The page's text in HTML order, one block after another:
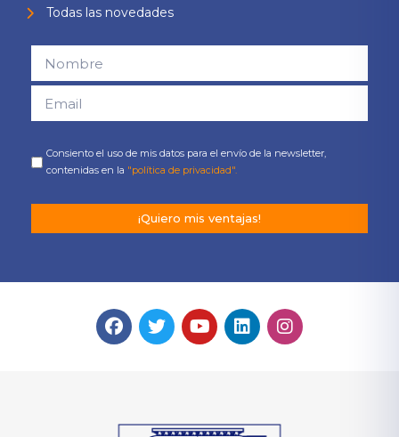
Todas las novedades
Consiento el uso de mis datos para el envío de la newsletter,
contenidas en la "política de privacidad".
¡Quiero mis ventajas!